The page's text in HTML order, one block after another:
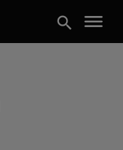
search menu